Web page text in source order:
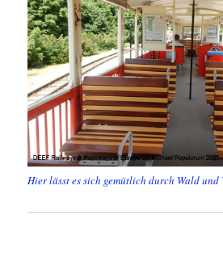
Hier lässt es sich gemütlich durch Wald und